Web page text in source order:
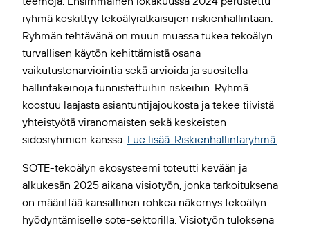
ryhmä keskittyy tekoälyratkaisujen riskienhallintaan.
Ryhmän tehtävänä on muun muassa tukea tekoälyn
turvallisen käytön kehittämistä osana
vaikutustenarviointia sekä arvioida ja suositella
hallintakeinoja tunnistettuihin riskeihin. Ryhmä
koostuu laajasta asiantuntijajoukosta ja tekee tiivistä
yhteistyötä viranomaisten sekä keskeisten
sidosryhmien kanssa. Lue lisää: Riskienhallintaryhmä.
SOTE-tekoälyn ekosysteemi toteutti kevään ja
alkukesän 2025 aikana visiotyön, jonka tarkoituksena
on määrittää kansallinen rohkea näkemys tekoälyn
hyödyntämiselle sote-sektorilla. Visiotyön tuloksena